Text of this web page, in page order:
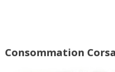
Consommation Corsa